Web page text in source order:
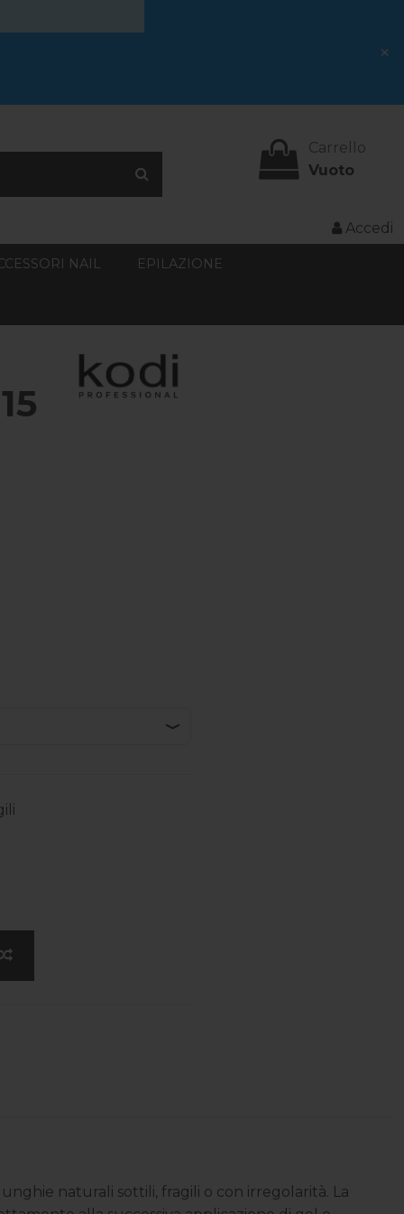
×
Carrello
Vuoto
Accedi
NAIL EPILAZIONE
naturali sottili, fragili o con irregolarità. La